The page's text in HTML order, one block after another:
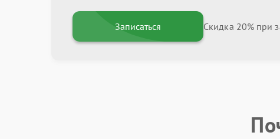
Записаться Скидка 20% при